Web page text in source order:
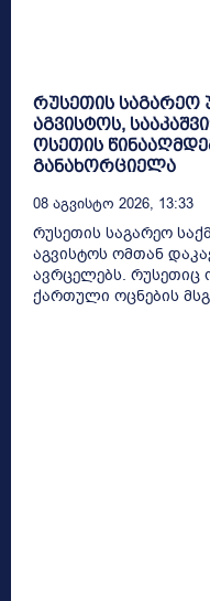
რუსეთის საგარეო
აგვისტოს,
ოსეთის
განახორციელა
08 Აგვისტო 2026, 13:33
რუსეთის საგარეო
აგვისტოს ომთან
ავრცელებს. რუსეთიც
ქართული ოცნების